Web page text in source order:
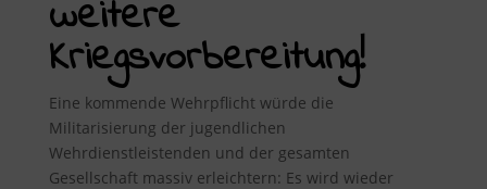
weitere
Kriegsvorbereitung!
Eine kommende Wehrpflicht würde die
Militarisierung der jugendlichen
Wehrdienstleistenden und der gesamten
Gesellschaft massiv erleichtern: Es wird wieder